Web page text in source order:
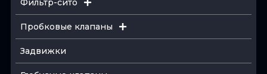
Фильтр-сито
Пробковые клапаны
Задвижки